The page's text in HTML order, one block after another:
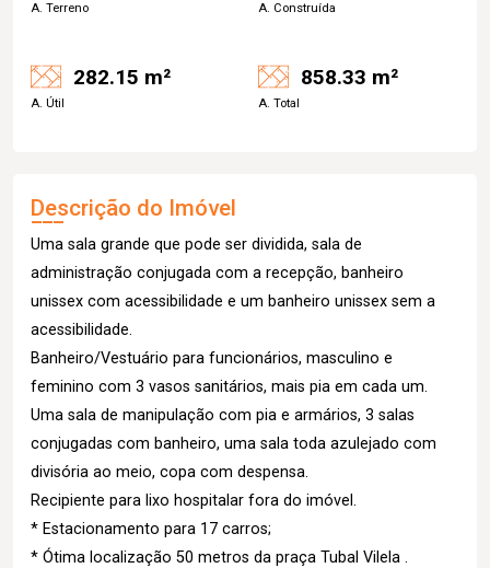
A. Terreno A. Construída
282.15 m²
A. Útil
858.33 m²
A. Total
Descrição do Imóvel
Uma sala grande que pode ser dividida, sala de
administração conjugada com a recepção, banheiro
unissex com acessibilidade e um banheiro unissex sem a
acessibilidade.
Banheiro/Vestuário para funcionários, masculino e
feminino com 3 vasos sanitários, mais pia em cada um.
Uma sala de manipulação com pia e armários, 3 salas
conjugadas com banheiro, uma sala toda azulejado com
divisória ao meio, copa com despensa.
Recipiente para lixo hospitalar fora do imóvel.
* Estacionamento para 17 carros;
* Ótima localização 50 metros da praça Tubal Vilela .